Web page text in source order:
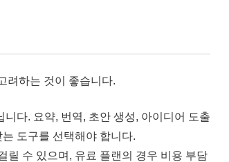
려하는 것이 좋습니다.
다. 요약, 번역, 초안 생성, 아이디어 도출
도구를 선택해야 합니다.
릴 수 있으며, 유료 플랜의 경우 비용 부담